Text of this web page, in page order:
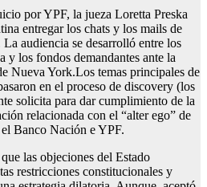
por YPF, la jueza Loretta Preska
entregar los chats y los mails de
audiencia se desarrolló entre los
y los fondos demandantes ante la
Nueva York.Los temas principales de
en el proceso de discovery (los
solicita para dar cumplimiento de la
relacionada con el “alter ego” de
Banco Nación e YPF.
las objeciones del Estado
restricciones constitucionales y